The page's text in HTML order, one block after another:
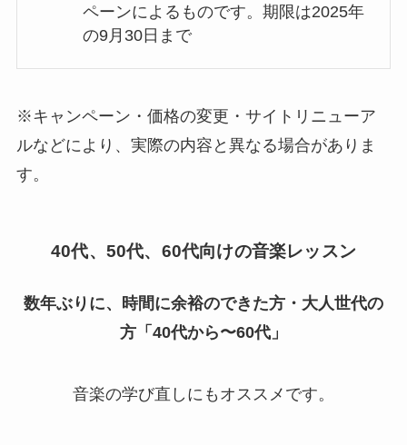
ペーンによるものです。期限は2025年
の9月30日まで
※キャンペーン・価格の変更・サイトリニューア
ルなどにより、実際の内容と異なる場合がありま
す。
40代、50代、60代向けの音楽レッスン
数年ぶりに、時間に余裕のできた方・大人世代の
方「40代から〜60代」
音楽の学び直しにもオススメです。